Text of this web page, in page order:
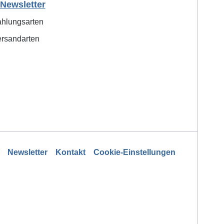
des heißflüssigen Lotes mit der
Lötspitze wird das Flussmittel auf
Newsletter
Newsletter Kontakt
Cookie-Einstellungen